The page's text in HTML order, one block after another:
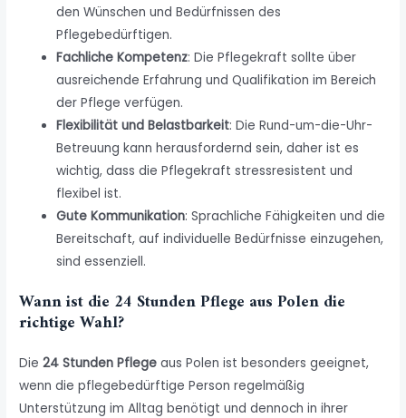
den Wünschen und Bedürfnissen des
Pflegebedürftigen.
Fachliche Kompetenz: Die Pflegekraft sollte über
ausreichende Erfahrung und Qualifikation im Bereich
der Pflege verfügen.
Flexibilität und Belastbarkeit: Die Rund-um-die-Uhr-
Betreuung kann herausfordernd sein, daher ist es
wichtig, dass die Pflegekraft stressresistent und
flexibel ist.
Gute Kommunikation: Sprachliche Fähigkeiten und die
Bereitschaft, auf individuelle Bedürfnisse einzugehen,
sind essenziell.
Wann ist die 24 Stunden Pflege aus Polen die
richtige Wahl?
Die24 Stunden Pflege aus Polen ist besonders geeignet,
wenn die pflegebedürftige Person regelmäßig
Unterstützung im Alltag benötigt und dennoch in ihrer